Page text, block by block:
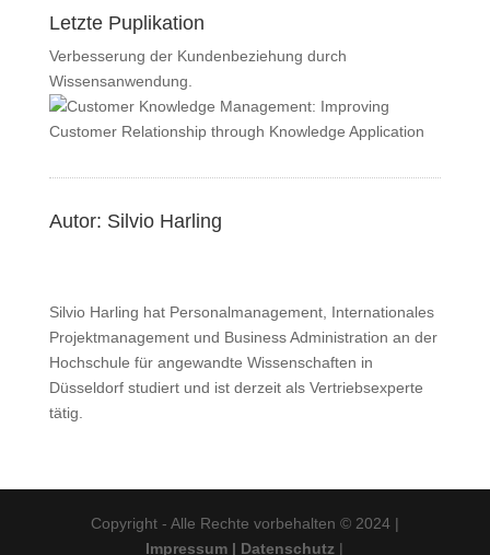
Letzte Puplikation
Verbesserung der Kundenbeziehung durch
Wissensanwendung.
Autor: Silvio Harling
Silvio Harling hat Personalmanagement, Internationales
Projektmanagement und Business Administration an der
Hochschule für angewandte Wissenschaften in
Düsseldorf studiert und ist derzeit als Vertriebsexperte
tätig.
Copyright - Alle Rechte vorbehalten © 2024 |
Impressum | Datenschutz |